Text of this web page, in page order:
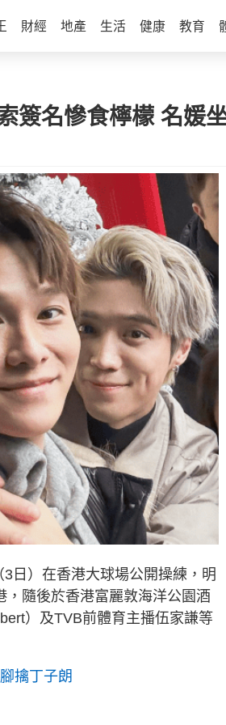
財經 地產 生活 健康 教育
簽名慘食檸檬 名媛
日）在香港大球場公開操練，明
，隨後於香港富麗敦海洋公園酒
）及TVB前體育主播伍家謙等
擒丁子朗